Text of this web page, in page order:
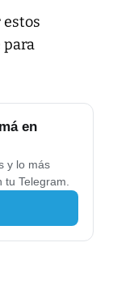
para
en
y lo más
Telegram.